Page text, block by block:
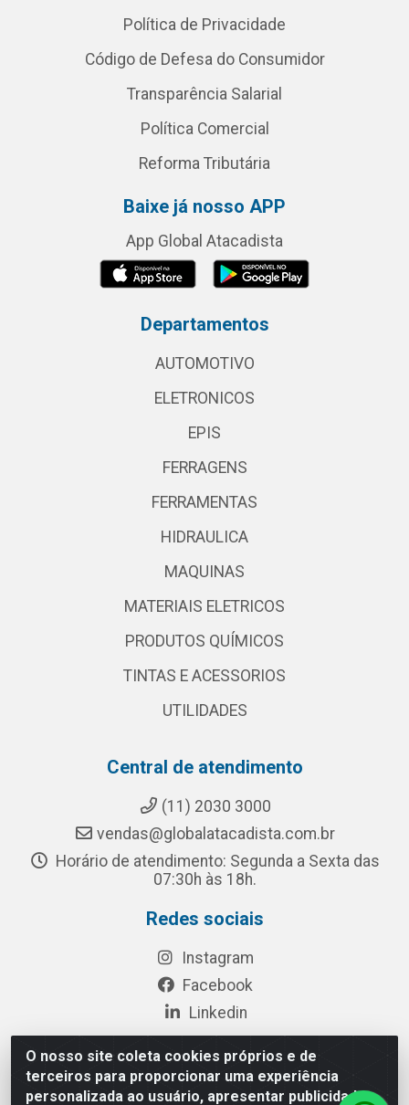
O nosso site coleta cookies próprios e de
terceiros para proporcionar uma experiência
personalizada ao usuário, apresentar publicidade
Política de Privacidade
Código de Defesa do Consumidor
Transparência Salarial
Política Comercial
Reforma Tributária
Baixe já nosso APP
App Global Atacadista
Departamentos
AUTOMOTIVO
ELETRONICOS
EPIS
FERRAGENS
FERRAMENTAS
HIDRAULICA
MAQUINAS
MATERIAIS ELETRICOS
PRODUTOS QUÍMICOS
TINTAS E ACESSORIOS
UTILIDADES
Central de atendimento
(11) 2030 3000
vendas@globalatacadista.com.br
Horário de atendimento: Segunda a Sexta das
07:30h às 18h.
Redes sociais
Instagram
Facebook
Linkedin
Rua Chipuê, 117 - S. Miguel Paulista São Paulo/SP - CEP